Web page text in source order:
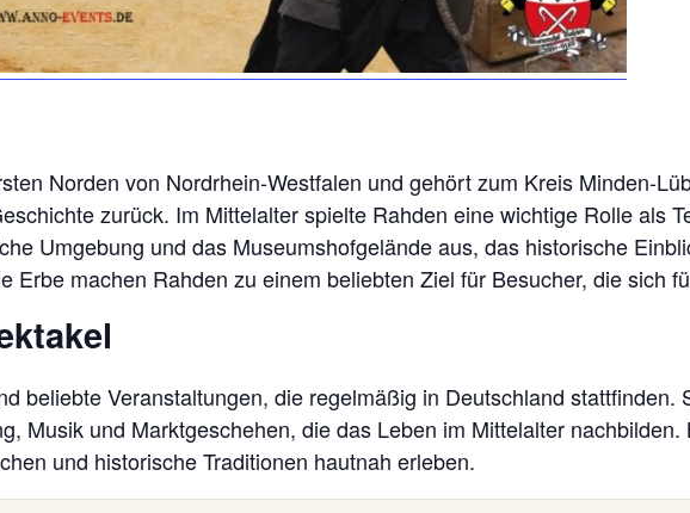
Norden von Nordrhein-Westfalen und gehört zum Kreis Minden-
zurück. Im Mittelalter spielte Rahden eine wichtige Rolle als
Umgebung und das Museumshofgelände aus, das historische
Erbe machen Rahden zu einem beliebten Ziel für Besucher, die sich
beliebte Veranstaltungen, die regelmäßig in Deutschland
Musik und Marktgeschehen, die das Leben im Mittelalter
und historische Traditionen hautnah erleben.